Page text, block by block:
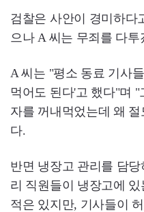
검찰은 사안이 경미하다
으나 A 씨는 무죄를 다
A 씨는 "평소 동료 기사
먹어도 된다'고 했다"며
자를 꺼내먹었는데 왜
다.
반면 냉장고 관리를 담
리 직원들이 냉장고에
적은 있지만, 기사들이